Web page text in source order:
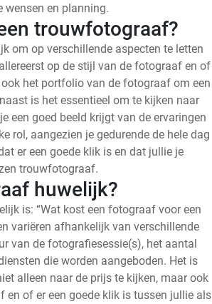
wensen en planning.
trouwfotograaf?
om op verschillende aspecten te letten
op de stijl van de fotograaf en of
het portfolio van de fotograaf om een
is het essentieel om te kijken naar
een goed beeld krijgt van de ervaringen
rol, aangezien je gedurende de hele dag
er een goede klik is en dat jullie je
trouwfotograaf.
huwelijk?
is: “Wat kost een fotograaf voor een
variëren afhankelijk van verschillende
van de fotografiesessie(s), het aantal
die worden aangeboden. Het is
alleen naar de prijs te kijken, maar ook
of er een goede klik is tussen jullie als